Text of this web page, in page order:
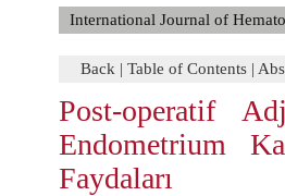
International Journal of
Back | Table of Contents |
Post-operatif
Endometrium
Faydaları